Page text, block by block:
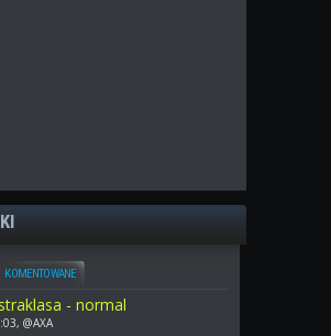
KOMENTOWANE
- normal
@AXA